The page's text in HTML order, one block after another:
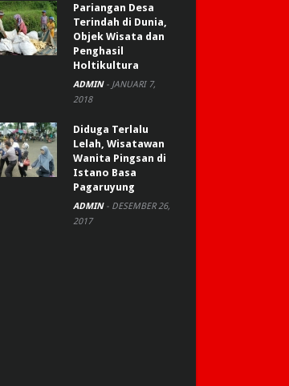
Pariangan Desa
Terindah di Dunia,
Objek Wisata dan
Penghasil
Holtikultura
ADMIN - JANUARI 7,
2018
Diduga Terlalu
Lelah, Wisatawan
Wanita Pingsan di
Istano Basa
Pagaruyung
ADMIN - DESEMBER 26,
2017